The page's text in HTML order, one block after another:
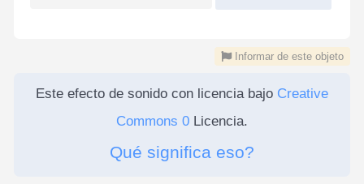
Informar de este objeto
Este efecto de sonido con licencia bajo Creative
Commons 0 Licencia.
Qué significa eso?